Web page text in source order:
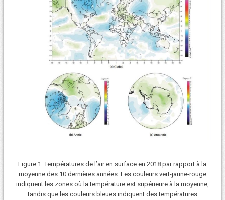
Figure 1: Températures de l’air en surface en 2018 par rapport à la
moyenne des 10 dernières années. Les couleurs vert-jaune-rouge
indiquent les zones où la température est supérieure à la moyenne,
tandis que les couleurs bleues indiquent des températures